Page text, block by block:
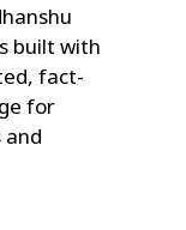
built with
fact-
for